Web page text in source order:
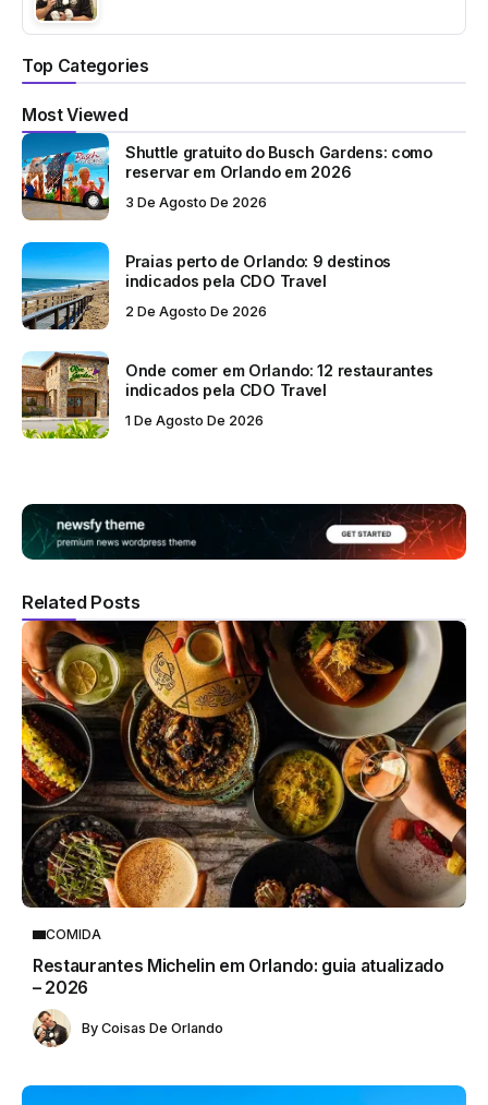
Top Categories
Most Viewed
Shuttle gratuito do Busch Gardens: como
reservar em Orlando em 2026
3 De Agosto De 2026
Praias perto de Orlando: 9 destinos
indicados pela CDO Travel
2 De Agosto De 2026
Onde comer em Orlando: 12 restaurantes
indicados pela CDO Travel
1 De Agosto De 2026
Related Posts
COMIDA
Restaurantes Michelin em Orlando: guia atualizado
– 2026
By Coisas De Orlando